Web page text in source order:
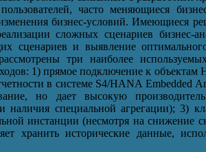
пользователей, часто меняющиеся
бизнес-условий. Имеющиеся
сложных сценариев бизнес-
сценариев и выявление
три наиболее
1) прямое подключение к
в системе S4/HANA Embedded
но дает высокую
наличия специальной агрегации); 3)
инстанции (несмотря на снижение
хранить исторические данные,